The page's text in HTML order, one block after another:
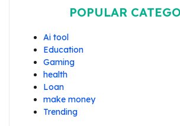
POPULAR
Ai tool
Education
Gaming
health
Loan
make money
Trending